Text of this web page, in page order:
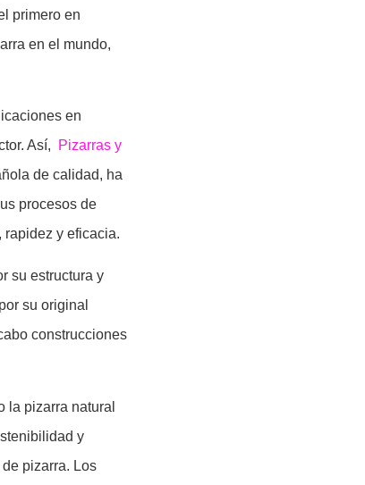
primero en
en el mundo,
en
Así,
Pizarras y
de calidad, ha
procesos de
rapidez y eficacia.
su estructura y
su original
construcciones
la pizarra natural
y
pizarra. Los